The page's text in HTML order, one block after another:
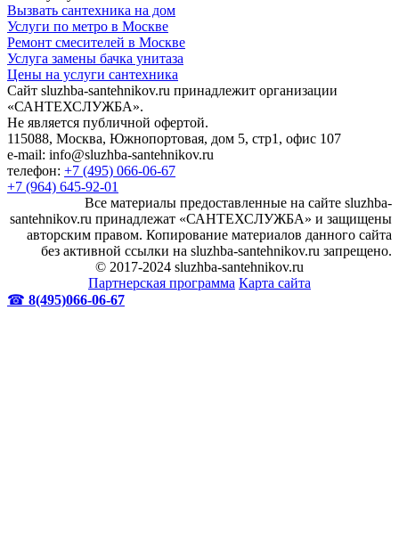
Вызвать сантехника на дом
Услуги по метро в Москве
Ремонт смесителей в Москве
Услуга замены бачка унитаза
Цены на услуги сантехника
Сайт sluzhba-santehnikov.ru принадлежит организации
«САНТЕХСЛУЖБА».
Не является публичной офертой.
115088, Москва, Южнопортовая, дом 5, стр1, офис 107
e-mail: info@sluzhba-santehnikov.ru
телефон: +7 (495) 066-06-67
+7 (964) 645-92-01
Все материалы предоставленные на сайте sluzhba-
santehnikov.ru принадлежат «САНТЕХСЛУЖБА» и защищены
авторским правом. Копирование материалов данного сайта
без активной ссылки на sluzhba-santehnikov.ru запрещено.
© 2017-2024 sluzhba-santehnikov.ru
Партнерская программа Карта сайта
☎ 8(495)066-06-67